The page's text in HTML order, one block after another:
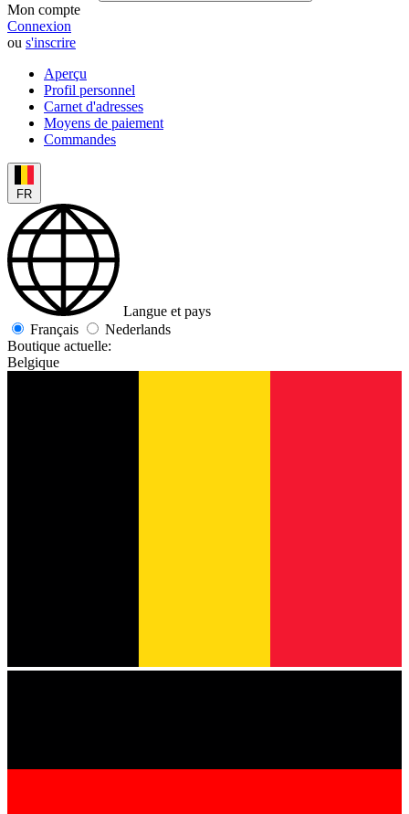
Mon compte
Connexion
ou s'inscrire
Aperçu
Profil personnel
Carnet d'adresses
Moyens de paiement
Commandes
FR
Langue et pays
Français
Nederlands
Boutique actuelle:
Belgique